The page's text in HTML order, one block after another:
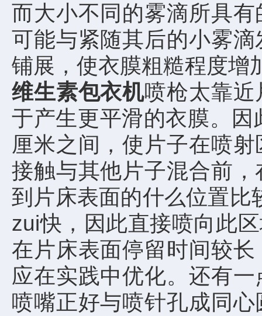
而大小不同的雾滴所具
可能与紧随其后的小雾
铺展，使衣膜粗糙程度增
维生素包衣机喷枪太靠
于产生更平滑的衣膜。
厘米之间，使片子在喷
接触与其他片子混合前
到片床表面的什么位置
zui快，因此直接喷向此
在片床表面停留时间较
应在实践中优化。还有
喷嘴正好与喷针孔成同